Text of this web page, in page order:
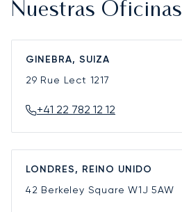
Nuestras Oficinas
GINEBRA, SUIZA
29 Rue Lect 1217
+41 22 782 12 12
LONDRES, REINO UNIDO
42 Berkeley SquareW1J 5AW